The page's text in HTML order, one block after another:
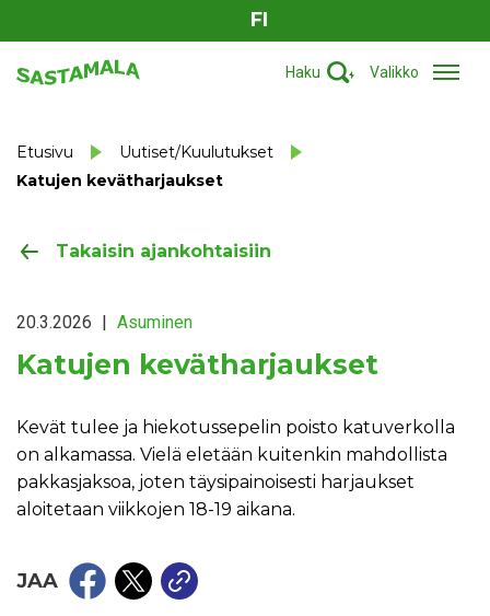
FI
Haku Valikko
Etusivu
Uutiset/Kuulutukset
Katujen kevätharjaukset
Takaisin ajankohtaisiin
20.3.2026 | Asuminen
Katujen kevätharjaukset
Kevät tulee ja hiekotussepelin poisto katuverkolla
on alkamassa. Vielä eletään kuitenkin mahdollista
pakkasjaksoa, joten täysipainoisesti harjaukset
aloitetaan viikkojen 18-19 aikana.
JAA